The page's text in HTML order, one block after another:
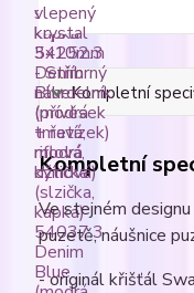
Kompletní
Kompletní
Ve stejném
puzetě, náušnice
- originál křišťál